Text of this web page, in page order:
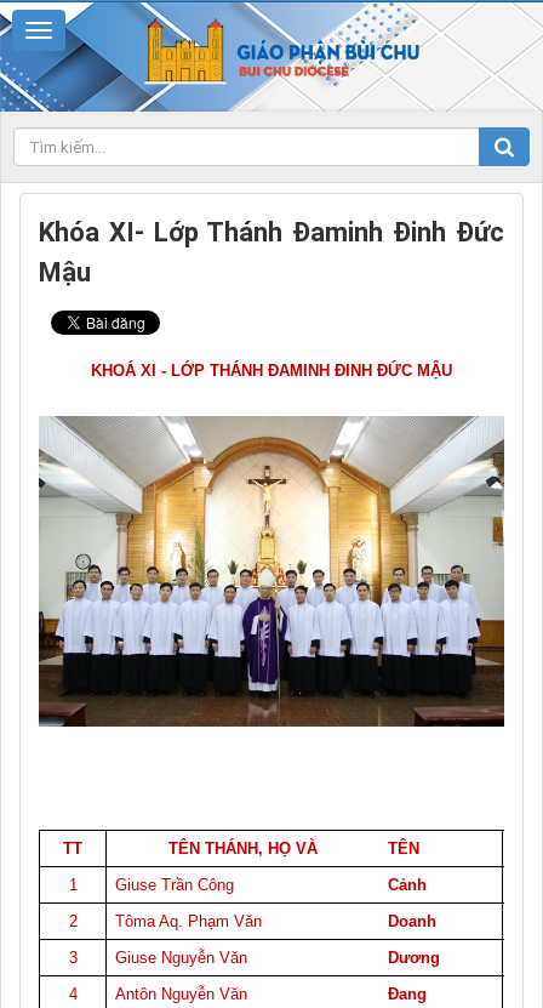
Khóa XI- Lớp Thánh Đaminh Đinh Đức
Mậu
KHOÁ XI - LỚP THÁNH ĐAMINH ĐINH ĐỨC MẬU
TT TÊN THÁNH, HỌ VÀ TÊN
1
Giuse Trần Công
Cảnh
2
Tôma Aq. Phạm Văn
Doanh
3
Giuse Nguyễn Văn
Dương
4
Antôn Nguyễn Văn
Đang